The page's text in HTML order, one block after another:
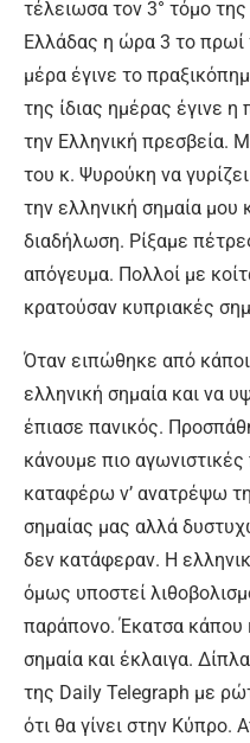
τέλειωσα τον 3° τόμο
Ελλάδας η ώρα 3 το πρωί
μέρα έγινε το
της ίδιας ημέρας έγινε
την Ελληνική πρεσβεία.
του κ. Ψυρούκη να
την ελληνική σημαία μου
διαδήλωση. Ρίξαμε
απόγευμα. Πολλοί με
κρατούσαν κυπριακές
Όταν ειπώθηκε από
ελληνική σημαία και να
έπιασε πανικός.
κάνουμε πιο
καταφέρω ν’ ανατρέψω
σημαίας μας αλλά
δεν κατάφεραν. Η
όμως υποστεί
παράπονο. Έκατσα κάπου
σημαία και έκλαιγα.
της Daily Telegraph με
ότι θα γίνει στην Κύπρο.